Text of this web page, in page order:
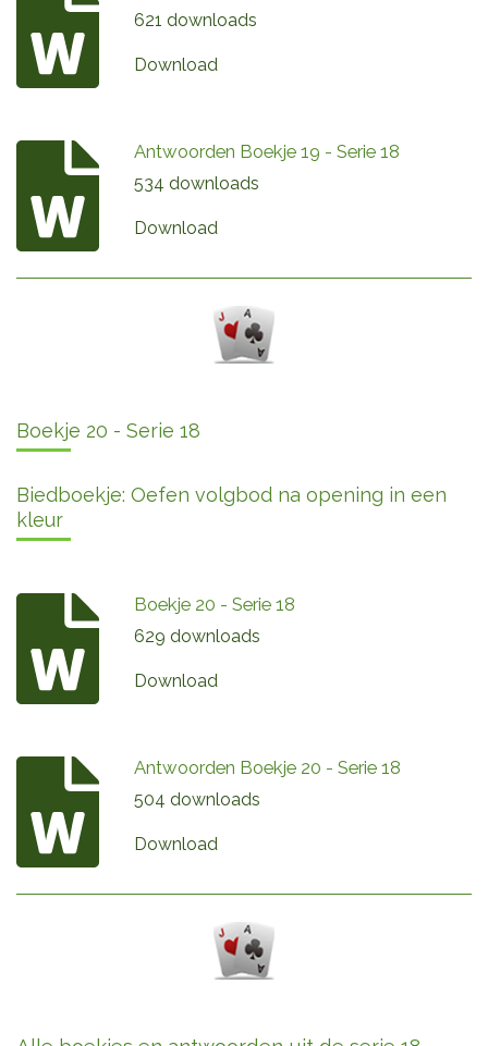
621 downloads
Download
Antwoorden Boekje 19 - Serie 18
534 downloads
Download
Boekje 20 - Serie 18
Biedboekje: Oefen volgbod na opening in een
kleur
Boekje 20 - Serie 18
629 downloads
Download
Antwoorden Boekje 20 - Serie 18
504 downloads
Download